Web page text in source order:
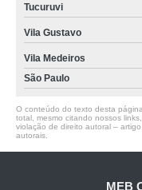
Tucuruvi
Vila Gustavo
Vila Medeiros
São Paulo
O conteúdo do texto desta
total, mesmo citando nossos
violação de direito autoral –
autorais
MEB